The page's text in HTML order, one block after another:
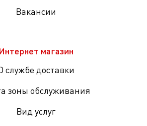
Вакансии
Интернет магазин
службе доставки
зоны обслуживания
Вид услуг